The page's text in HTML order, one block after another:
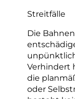
Streitfälle
Die
Verhindert
die
oder